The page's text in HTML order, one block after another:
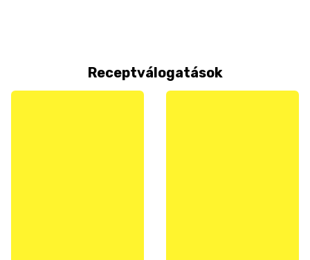
Receptválogatások